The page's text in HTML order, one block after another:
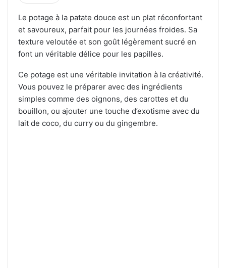
Le potage à la patate douce est un plat réconfortant
et savoureux, parfait pour les journées froides. Sa
texture veloutée et son goût légèrement sucré en
font un véritable délice pour les papilles.
Ce potage est une véritable invitation à la créativité.
Vous pouvez le préparer avec des ingrédients
simples comme des oignons, des carottes et du
bouillon, ou ajouter une touche d’exotisme avec du
lait de coco, du curry ou du gingembre.